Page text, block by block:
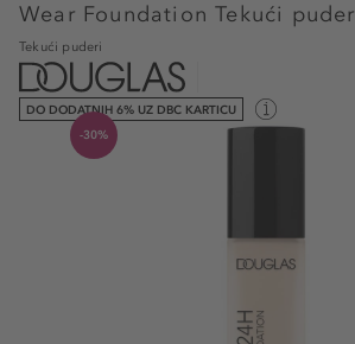
Wear Foundation Tekući puder
Tekući puderi
DO DODATNIH 6% UZ DBC KARTICU
-30%